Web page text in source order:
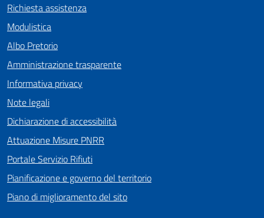
Richiesta assistenza
Modulistica
Albo Pretorio
Amministrazione trasparente
Informativa privacy
Note legali
Dichiarazione di accessibilità
Attuazione Misure PNRR
Portale Servizio Rifiuti
Pianificazione e governo del territorio
Piano di miglioramento del sito